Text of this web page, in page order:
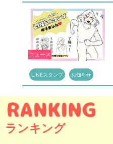
ニュース
LINEスタンプ お知らせ
ランキング